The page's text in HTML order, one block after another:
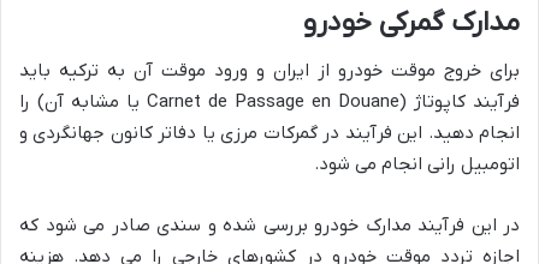
مدارک گمرکی خودرو
برای خروج موقت خودرو از ایران و ورود موقت آن به ترکیه باید
فرآیند کاپوتاژ (Carnet de Passage en Douane یا مشابه آن) را
انجام دهید. این فرآیند در گمرکات مرزی یا دفاتر کانون جهانگردی و
اتومبیل رانی انجام می شود.
در این فرآیند مدارک خودرو بررسی شده و سندی صادر می شود که
اجازه تردد موقت خودرو در کشورهای خارجی را می دهد. هزینه